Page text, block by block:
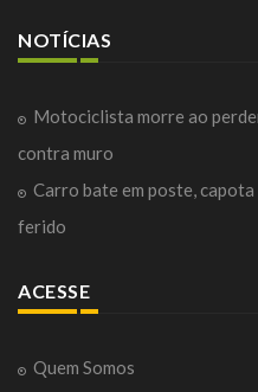
NOTÍCIAS
Motociclista morre ao
contra muro
Carro bate em poste,
ferido
ACESSE
Quem Somos